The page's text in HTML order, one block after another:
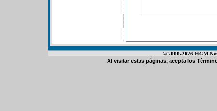
© 2000-2026 HGM
Al visitar estas páginas, acepta los